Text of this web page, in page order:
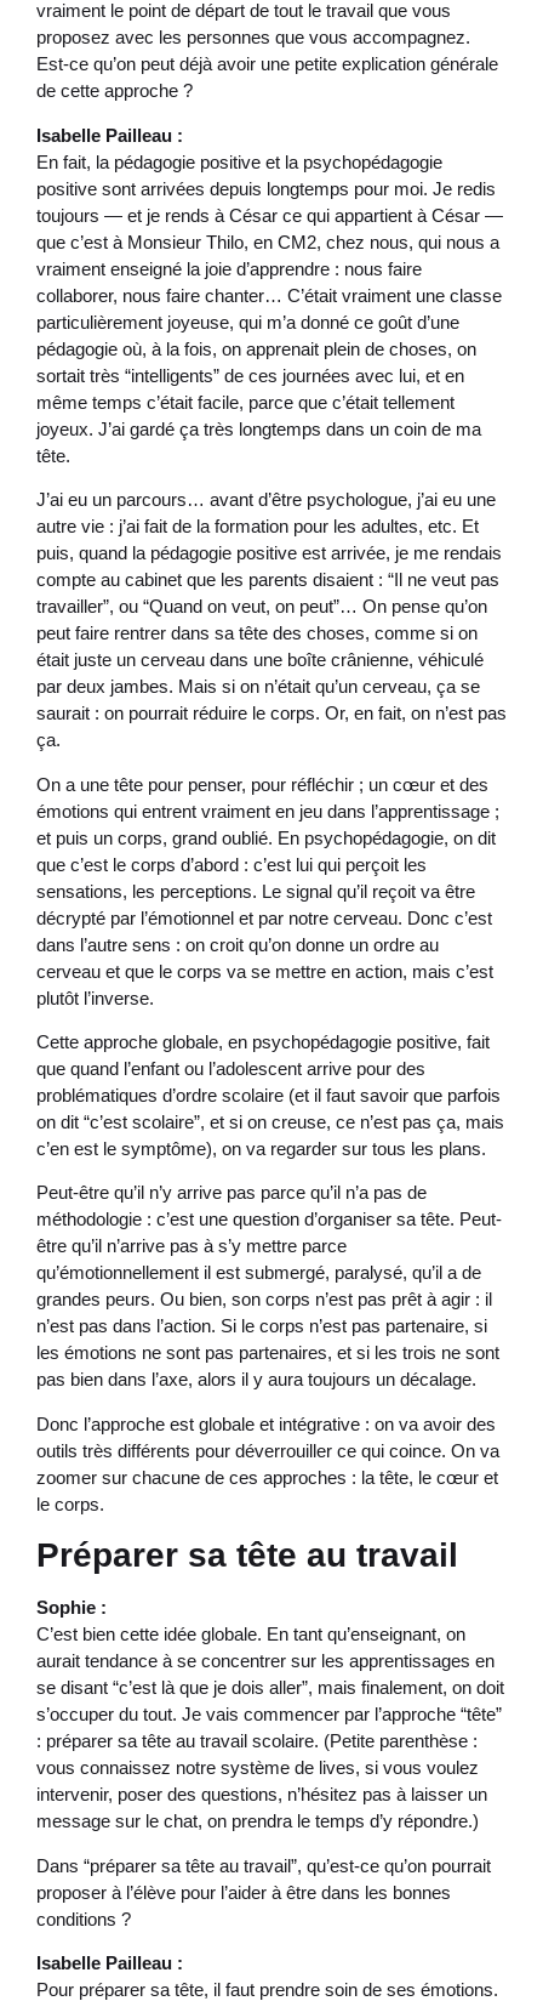
vraiment le point de départ de tout le travail que vous
proposez avec les personnes que vous accompagnez.
Est-ce qu’on peut déjà avoir une petite explication générale
de cette approche ?
Isabelle Pailleau :
En fait, la pédagogie positive et la psychopédagogie
positive sont arrivées depuis longtemps pour moi. Je redis
toujours — et je rends à César ce qui appartient à César —
que c’est à Monsieur Thilo, en CM2, chez nous, qui nous a
vraiment enseigné la joie d’apprendre : nous faire
collaborer, nous faire chanter… C’était vraiment une classe
particulièrement joyeuse, qui m’a donné ce goût d’une
pédagogie où, à la fois, on apprenait plein de choses, on
sortait très “intelligents” de ces journées avec lui, et en
même temps c’était facile, parce que c’était tellement
joyeux. J’ai gardé ça très longtemps dans un coin de ma
tête.
J’ai eu un parcours… avant d’être psychologue, j’ai eu une
autre vie : j’ai fait de la formation pour les adultes, etc. Et
puis, quand la pédagogie positive est arrivée, je me rendais
compte au cabinet que les parents disaient : “Il ne veut pas
travailler”, ou “Quand on veut, on peut”… On pense qu’on
peut faire rentrer dans sa tête des choses, comme si on
était juste un cerveau dans une boîte crânienne, véhiculé
par deux jambes. Mais si on n’était qu’un cerveau, ça se
saurait : on pourrait réduire le corps. Or, en fait, on n’est pas
ça.
On a une tête pour penser, pour réfléchir ; un cœur et des
émotions qui entrent vraiment en jeu dans l’apprentissage ;
et puis un corps, grand oublié. En psychopédagogie, on dit
que c’est le corps d’abord : c’est lui qui perçoit les
sensations, les perceptions. Le signal qu’il reçoit va être
décrypté par l’émotionnel et par notre cerveau. Donc c’est
dans l’autre sens : on croit qu’on donne un ordre au
cerveau et que le corps va se mettre en action, mais c’est
plutôt l’inverse.
Cette approche globale, en psychopédagogie positive, fait
que quand l’enfant ou l’adolescent arrive pour des
problématiques d’ordre scolaire (et il faut savoir que parfois
on dit “c’est scolaire”, et si on creuse, ce n’est pas ça, mais
c’en est le symptôme), on va regarder sur tous les plans.
Peut-être qu’il n’y arrive pas parce qu’il n’a pas de
méthodologie : c’est une question d’organiser sa tête. Peut-
être qu’il n’arrive pas à s’y mettre parce
qu’émotionnellement il est submergé, paralysé, qu’il a de
grandes peurs. Ou bien, son corps n’est pas prêt à agir : il
n’est pas dans l’action. Si le corps n’est pas partenaire, si
les émotions ne sont pas partenaires, et si les trois ne sont
pas bien dans l’axe, alors il y aura toujours un décalage.
Donc l’approche est globale et intégrative : on va avoir des
outils très différents pour déverrouiller ce qui coince. On va
zoomer sur chacune de ces approches : la tête, le cœur et
le corps.
Préparer sa tête au travail
Sophie :
C’est bien cette idée globale. En tant qu’enseignant, on
aurait tendance à se concentrer sur les apprentissages en
se disant “c’est là que je dois aller”, mais finalement, on doit
s’occuper du tout. Je vais commencer par l’approche “tête”
: préparer sa tête au travail scolaire. (Petite parenthèse :
vous connaissez notre système de lives, si vous voulez
intervenir, poser des questions, n’hésitez pas à laisser un
message sur le chat, on prendra le temps d’y répondre.)
Dans “préparer sa tête au travail”, qu’est-ce qu’on pourrait
proposer à l’élève pour l’aider à être dans les bonnes
conditions ?
Isabelle Pailleau :
Pour préparer sa tête, il faut prendre soin de ses émotions.